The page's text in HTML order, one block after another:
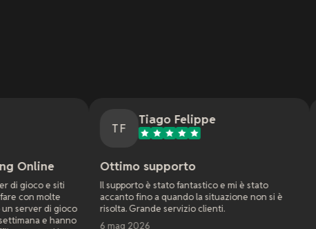
Ottimo supporto
Il supporto è stato fantastico e mi è stato
accanto fino a quando la situazione non si è
risolta. Grande servizio clienti.
6 mag 2026
La mia prima
Dune